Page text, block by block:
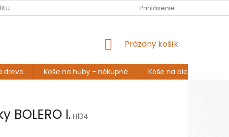
DOPRAVA A PLATBA
Prihlásenie
NÁKUPNÝ
Prázdny košík
drevo Koše na huby - nákupné Koše na bielizeň
I. H134